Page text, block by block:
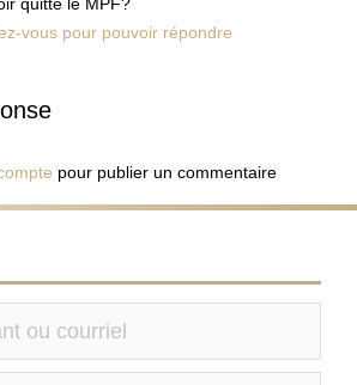
vous pour pouvoir répondre
pour publier un commentaire